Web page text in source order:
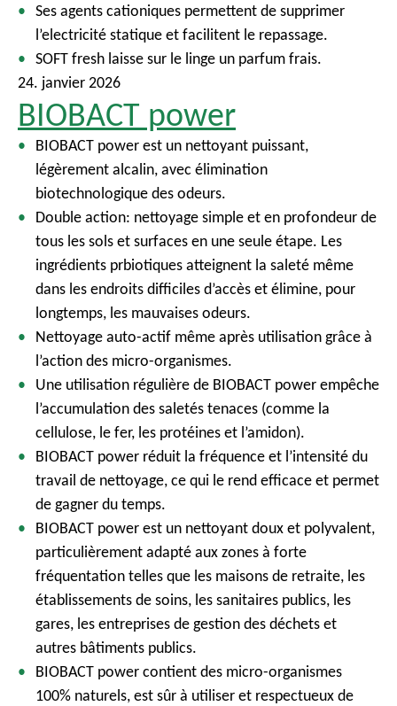
Ses agents cationiques permettent de supprimer
l’electricité statique et facilitent le repassage.
SOFT fresh laisse sur le linge un parfum frais.
24. janvier 2026
BIOBACT power
BIOBACT power est un nettoyant puissant,
légèrement alcalin, avec élimination
biotechnologique des odeurs.
Double action: nettoyage simple et en profondeur de
tous les sols et surfaces en une seule étape. Les
ingrédients prbiotiques atteignent la saleté même
dans les endroits difficiles d’accès et élimine, pour
longtemps, les mauvaises odeurs.
Nettoyage auto-actif même après utilisation grâce à
l’action des micro-organismes.
Une utilisation régulière de BIOBACT power empêche
l’accumulation des saletés tenaces (comme la
cellulose, le fer, les protéines et l’amidon).
BIOBACT power réduit la fréquence et l’intensité du
travail de nettoyage, ce qui le rend efficace et permet
de gagner du temps.
BIOBACT power est un nettoyant doux et polyvalent,
particulièrement adapté aux zones à forte
fréquentation telles que les maisons de retraite, les
établissements de soins, les sanitaires publics, les
gares, les entreprises de gestion des déchets et
autres bâtiments publics.
BIOBACT power contient des micro-organismes
100% naturels, est sûr à utiliser et respectueux de